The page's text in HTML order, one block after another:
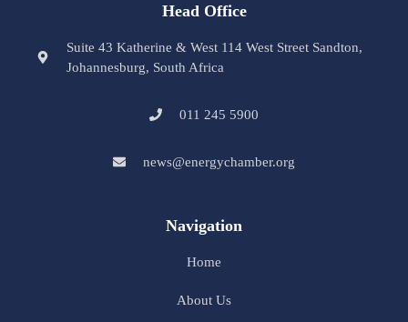
Head Office
Suite 43 Katherine & West 114 West Street Sandton,
Johannesburg, South Africa
011 245 5900
news@energychamber.org
Navigation
Home
About Us